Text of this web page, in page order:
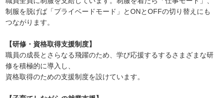
制服を脱げば「プライベードモード」とONとOFFの切り替えにも
つながります。
【研修・資格取得支援制度】
職員の成長とさらなる飛躍のため、学び応援するするさまざまな研
修を積極的に導入し、
資格取得のための支援制度を設けています。